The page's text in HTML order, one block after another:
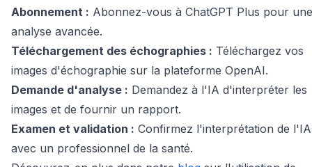
Abonnement : Abonnez-vous à ChatGPT Plus pour une
analyse avancée.
Téléchargement des échographies : Téléchargez vos
images d'échographie sur la plateforme OpenAI.
Demande d'analyse : Demandez à l'IA d'interpréter les
images et de fournir un rapport.
Examen et validation : Confirmez l'interprétation de l'IA
avec un professionnel de la santé.